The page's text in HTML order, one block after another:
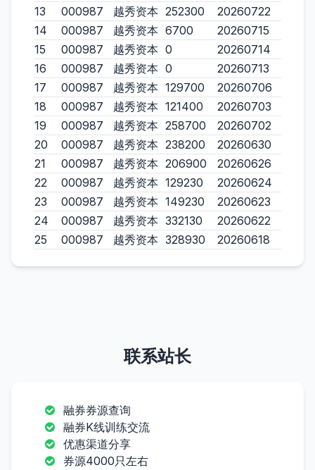
13
000987 越秀资本 252300
20260722
14
000987 越秀资本 6700
20260715
15
000987 越秀资本 0
20260714
16
000987 越秀资本 0
20260713
17
000987 越秀资本 129700
20260706
18
000987 越秀资本 121400
20260703
19
000987 越秀资本 258700
20260702
20
000987 越秀资本 238200
20260630
21
000987 越秀资本 206900
20260626
22
000987 越秀资本 129230
20260624
23
000987 越秀资本 149230
20260623
24
000987 越秀资本 332130
20260622
25
000987 越秀资本 328930 20260618
联系站长
融券券源查询
融券K线训练交流
优惠渠道分享
券源4000只左右